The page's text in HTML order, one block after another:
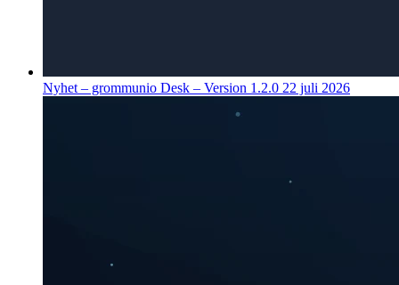
Nyhet – grommunio Desk – Version 1.2.0 22 juli 2026